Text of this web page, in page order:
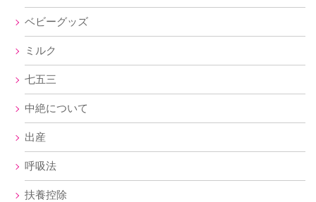
ベビーグッズ
ミルク
七五三
中絶について
出産
呼吸法
扶養控除